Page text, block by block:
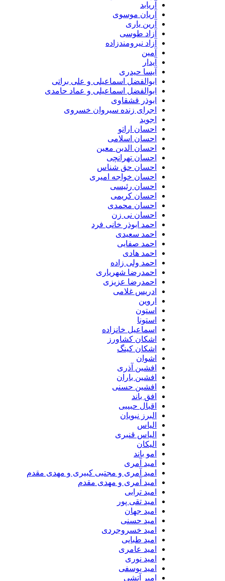
آریان موسوی
آرین یاری
آزاد طوسی
آزاد نیرومندزاده
آیسا حیدری
ابوالفضل اسماعیلی و علی براتی
ابوالفضل اسماعیلی و عماد حامدی
ابوذر قشقاوی
اجرای زنده سیروان خسروی
احسان اراتو
احسان اسلامی
احسان الدین معین
احسان تهرانچی
احسان حق شناس
احسان خواجه امیری
احسان رئیسی
احسان کریمی
احسان محمدی
احسان نی زن
احمد ابوذر خانی فرد
احمد سعیدی
احمد صفایی
احمد هادی
احمد ولی زاده
احمدرضا شهریاری
احمدرضا عزیزی
ادریس غلامی
اسماعیل خانزاده
اشکان کشاورز
اشکان کینگ
افشین آذری
افشین باران
افشین حسنی
افق باند
اقبال حبیبی
البرز نبویان
الیاس قنبرى
امو باند
امید آمری
امید آمری و مجتبی کبیری و مهدى مقدم
امید آمری و مهدی مقدم
امید ترابی
امید تقی پور
امید جهان
امید حسنی
امید خسروجردی
امید طبایی
امید عامری
امید نوری
امید یوسفی
امیر آتشی